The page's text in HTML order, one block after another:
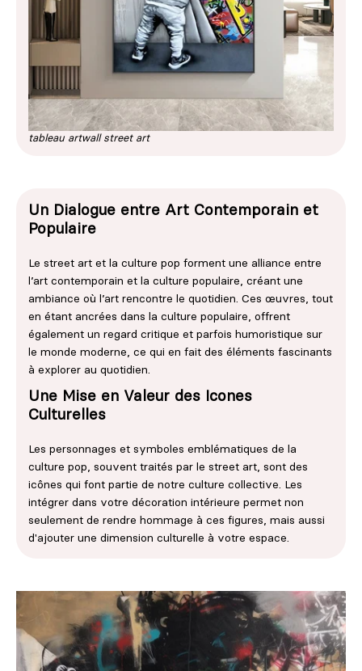
tableau artwall street art
Un Dialogue entre Art Contemporain et
Populaire
Le street art et la culture pop forment une alliance entre
l’art contemporain et la culture populaire, créant une
ambiance où l’art rencontre le quotidien. Ces œuvres, tout
en étant ancrées dans la culture populaire, offrent
également un regard critique et parfois humoristique sur
le monde moderne, ce qui en fait des éléments fascinants
à explorer au quotidien.
Une Mise en Valeur des Icones
Culturelles
Les personnages et symboles emblématiques de la
culture pop, souvent traités par le street art, sont des
icônes qui font partie de notre culture collective. Les
intégrer dans votre décoration intérieure permet non
seulement de rendre hommage à ces figures, mais aussi
d'ajouter une dimension culturelle à votre espace.